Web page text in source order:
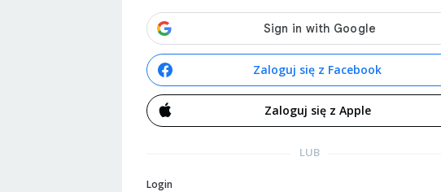
Zaloguj się z Facebook
Zaloguj się z Apple
LUB
Login